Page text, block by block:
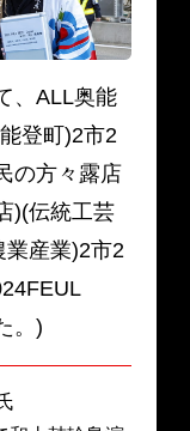
、ALL奥能
登町)2市2
の方々露店
)(伝統工芸
業産業)2市2
。)